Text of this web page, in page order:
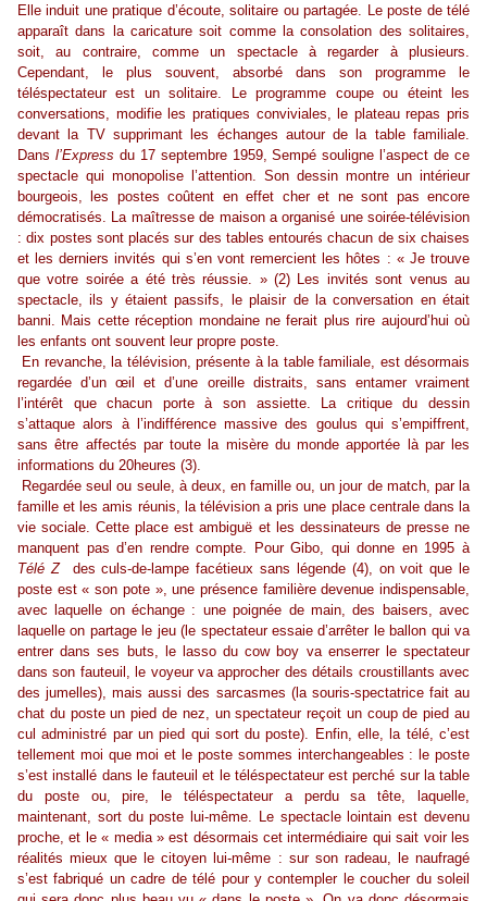
Elle induit une pratique d’écoute, solitaire ou partagée. Le poste de télé
apparaît dans la caricature soit comme la consolation des solitaires,
soit, au contraire, comme un spectacle à regarder à plusieurs.
Cependant, le plus souvent, absorbé dans son programme le
téléspectateur est un solitaire. Le programme coupe ou éteint les
conversations, modifie les pratiques conviviales, le plateau repas pris
devant la TV supprimant les échanges autour de la table familiale.
Dans l’Express du 17 septembre 1959, Sempé souligne l’aspect de ce
spectacle qui monopolise l’attention. Son dessin montre un intérieur
bourgeois, les postes coûtent en effet cher et ne sont pas encore
démocratisés. La maîtresse de maison a organisé une soirée-télévision
: dix postes sont placés sur des tables entourés chacun de six chaises
et les derniers invités qui s’en vont remercient les hôtes : « Je trouve
que votre soirée a été très réussie. » (2) Les invités sont venus au
spectacle, ils y étaient passifs, le plaisir de la conversation en était
banni. Mais cette réception mondaine ne ferait plus rire aujourd’hui où
les enfants ont souvent leur propre poste.
En revanche, la télévision, présente à la table familiale, est désormais
regardée d’un œil et d’une oreille distraits, sans entamer vraiment
l’intérêt que chacun porte à son assiette. La critique du dessin
s’attaque alors à l’indifférence massive des goulus qui s’empiffrent,
sans être affectés par toute la misère du monde apportée là par les
informations du 20heures (3).
Regardée seul ou seule, à deux, en famille ou, un jour de match, par la
famille et les amis réunis, la télévision a pris une place centrale dans la
vie sociale. Cette place est ambiguë et les dessinateurs de presse ne
manquent pas d’en rendre compte. Pour Gibo, qui donne en 1995 à
Télé Zdes culs-de-lampe facétieux sans légende (4), on voit que le
poste est « son pote », une présence familière devenue indispensable,
avec laquelle on échange : une poignée de main, des baisers, avec
laquelle on partage le jeu (le spectateur essaie d’arrêter le ballon qui va
entrer dans ses buts, le lasso du cow boy va enserrer le spectateur
dans son fauteuil, le voyeur va approcher des détails croustillants avec
des jumelles), mais aussi des sarcasmes (la souris-spectatrice fait au
chat du poste un pied de nez, un spectateur reçoit un coup de pied au
cul administré par un pied qui sort du poste). Enfin, elle, la télé, c’est
tellement moi que moi et le poste sommes interchangeables : le poste
s’est installé dans le fauteuil et le téléspectateur est perché sur la table
du poste ou, pire, le téléspectateur a perdu sa tête, laquelle,
maintenant, sort du poste lui-même. Le spectacle lointain est devenu
proche, et le « media » est désormais cet intermédiaire qui sait voir les
réalités mieux que le citoyen lui-même : sur son radeau, le naufragé
s’est fabriqué un cadre de télé pour y contempler le coucher du soleil